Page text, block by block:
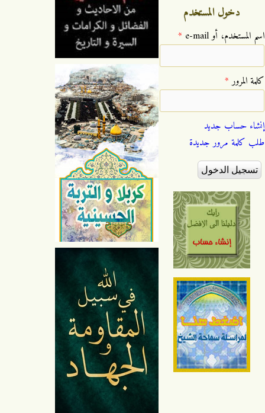
دخول المستخدم
‏اسم المستخدم، أو e-mail ‏ *
‏كلمة المرور ‏*
إنشاء حساب جديد
طلب كلمة مرور جديدة